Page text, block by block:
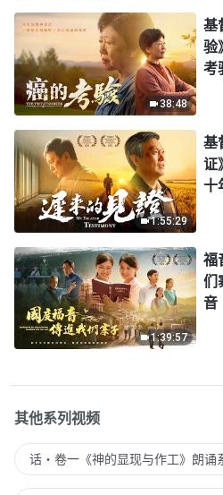
38:48
基
验
考
1:55:29
基
证
十
1:39:57
福
们
音
其他系列视频
话・卷一《神的显现与作工》朗诵